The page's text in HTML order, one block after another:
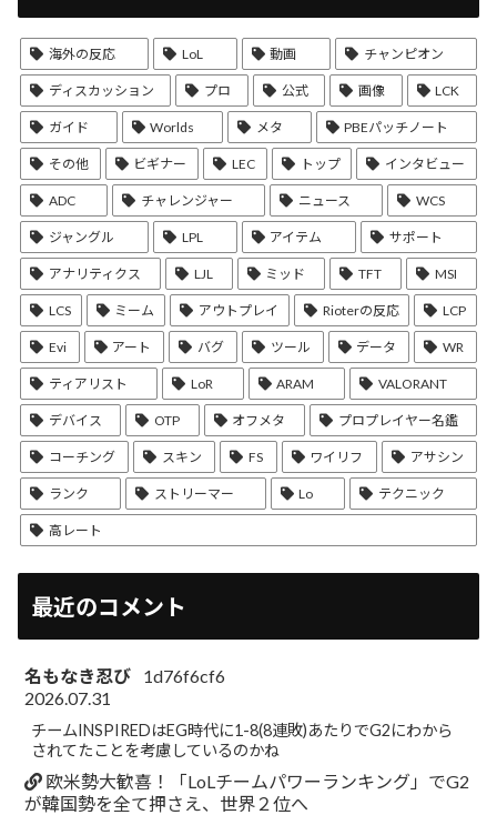
海外の反応 LoL 動画 チャンピオン
ディスカッション プロ 公式 画像 LCK
ガイド Worlds メタ PBEパッチノート
その他 ビギナー LEC トップ インタビュー
ADC チャレンジャー ニュース WCS
ジャングル LPL アイテム サポート
アナリティクス LJL ミッド TFT MSI
LCS ミーム アウトプレイ Rioterの反応 LCP
Evi アート バグ ツール データ WR
ティアリスト LoR ARAM VALORANT
デバイス OTP オフメタ プロプレイヤー名鑑
コーチング スキン FS ワイリフ アサシン
ランク ストリーマー Lo テクニック
高レート
最近のコメント
名もなき忍び
1d76f6cf6
2026.07.31
チームINSPIREDはEG時代に1-8(8連敗)あたりでG2にわから
されてたことを考慮しているのかね
欧米勢大歓喜！「LoLチームパワーランキング」でG2
が韓国勢を全て押さえ、世界２位へ